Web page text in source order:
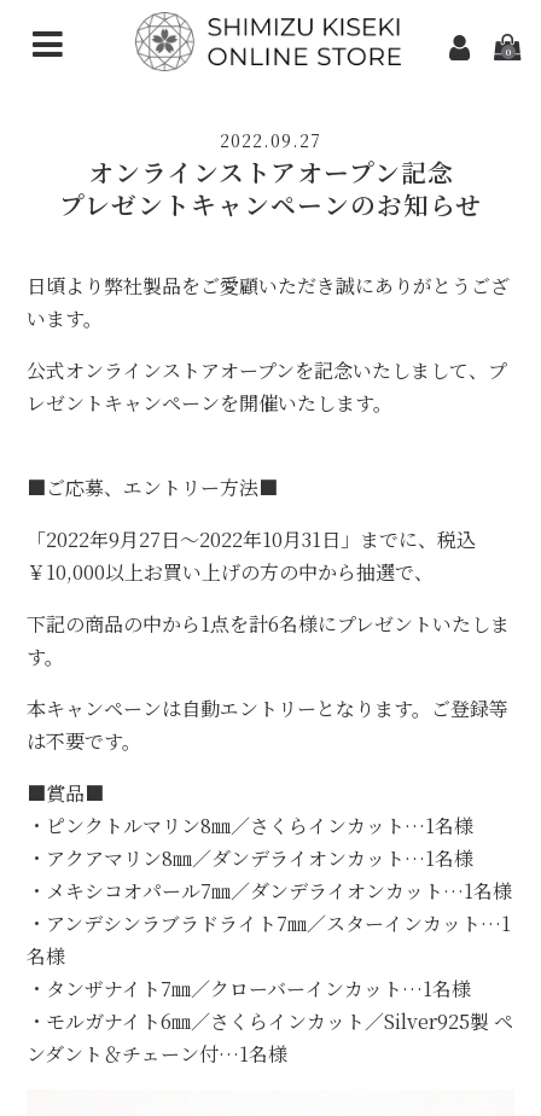
0
さくらインカット
スターインカット
クローバーインカット
カメリアカット
さくらシェイプ
ゆきんこカット
オプション
STOCK（完成品販売）
NEWS
ABOUT
FAQ
2022.09.27
オンラインストアオープン記念
プレゼントキャンペーンのお知らせ
日頃より弊社製品をご愛顧いただき誠にありがとうござ
います。
公式オンラインストアオープンを記念いたしまして、プ
レゼントキャンペーンを開催いたします。
■ご応募、エントリー方法■
「2022年9月27日～2022年10月31日」までに、税込
￥10,000以上お買い上げの方の中から抽選で、
下記の商品の中から1点を計6名様にプレゼントいたしま
す。
本キャンペーンは自動エントリーとなります。ご登録等
は不要です。
■賞品■
・ピンクトルマリン8㎜／さくらインカット…1名様
・アクアマリン8㎜／ダンデライオンカット…1名様
・メキシコオパール7㎜／ダンデライオンカット…1名様
・アンデシンラブラドライト7㎜／スターインカット…1
名様
・タンザナイト7㎜／クローバーインカット…1名様
・モルガナイト6㎜／さくらインカット／Silver925製 ペ
ンダント＆チェーン付…1名様